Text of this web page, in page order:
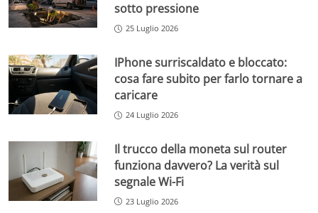
sotto pressione
25 Luglio 2026
IPhone surriscaldato e bloccato:
cosa fare subito per farlo tornare a
caricare
24 Luglio 2026
Il trucco della moneta sul router
funziona davvero? La verità sul
segnale Wi-Fi
23 Luglio 2026